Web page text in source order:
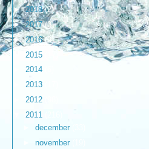
►2018(2)
►2017(3)
►2016(9)
2015
2014
2013
2012
2011
december
november